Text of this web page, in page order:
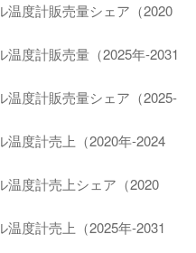
温度計販売量シェア（2020
温度計販売量（2025年-2031
温度計販売量シェア（2025-
温度計売上（2020年-2024
温度計売上シェア（2020
温度計売上（2025年-2031